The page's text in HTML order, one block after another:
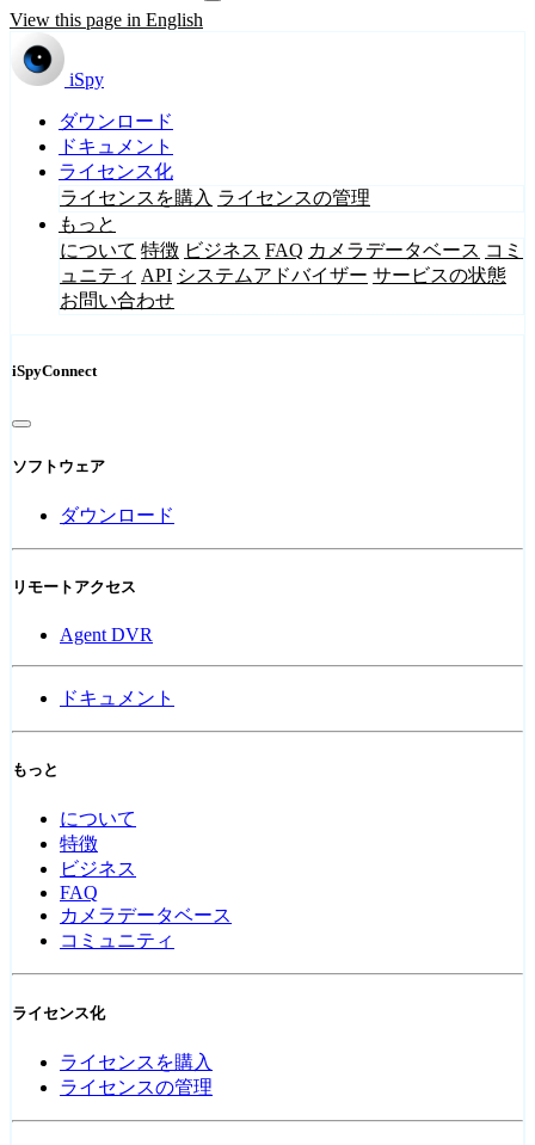
View this page in English
iSpy
ダウンロード
ドキュメント
ライセンス化
ライセンスを購入 ライセンスの管理
もっと
について 特徴 ビジネス FAQ カメラデータベース コミ
ュニティ API システムアドバイザー サービスの状態
お問い合わせ
iSpyConnect
ソフトウェア
ダウンロード
リモートアクセス
Agent DVR
ドキュメント
もっと
について
特徴
ビジネス
FAQ
カメラデータベース
コミュニティ
ライセンス化
ライセンスを購入
ライセンスの管理